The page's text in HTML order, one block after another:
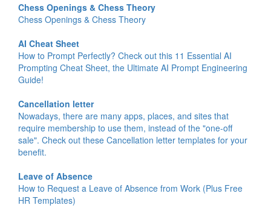
Chess Openings & Chess Theory
Chess Openings & Chess Theory
AI Cheat Sheet
How to Prompt Perfectly? Check out this 11 Essential AI
Prompting Cheat Sheet, the Ultimate AI Prompt Engineering
Guide!
Cancellation letter
Nowadays, there are many apps, places, and sites that
require membership to use them, instead of the "one-off
sale". Check out these Cancellation letter templates for your
benefit.
Leave of Absence
How to Request a Leave of Absence from Work (Plus Free
HR Templates)